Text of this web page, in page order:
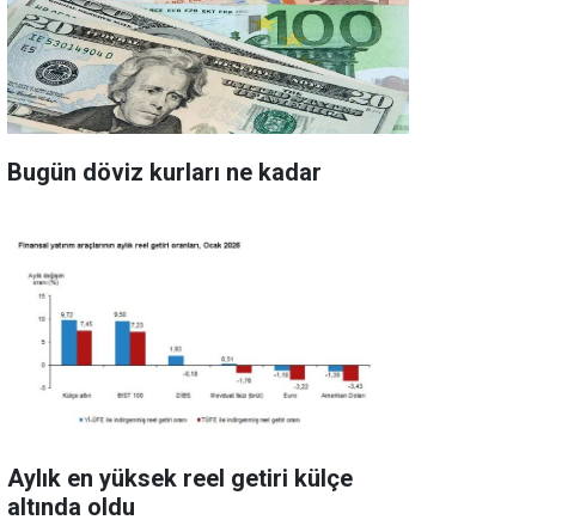
Bugün döviz kurları ne kadar
Aylık en yüksek reel getiri külçe
altında oldu